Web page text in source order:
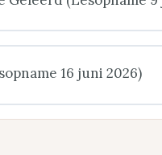
16 juni 2026)